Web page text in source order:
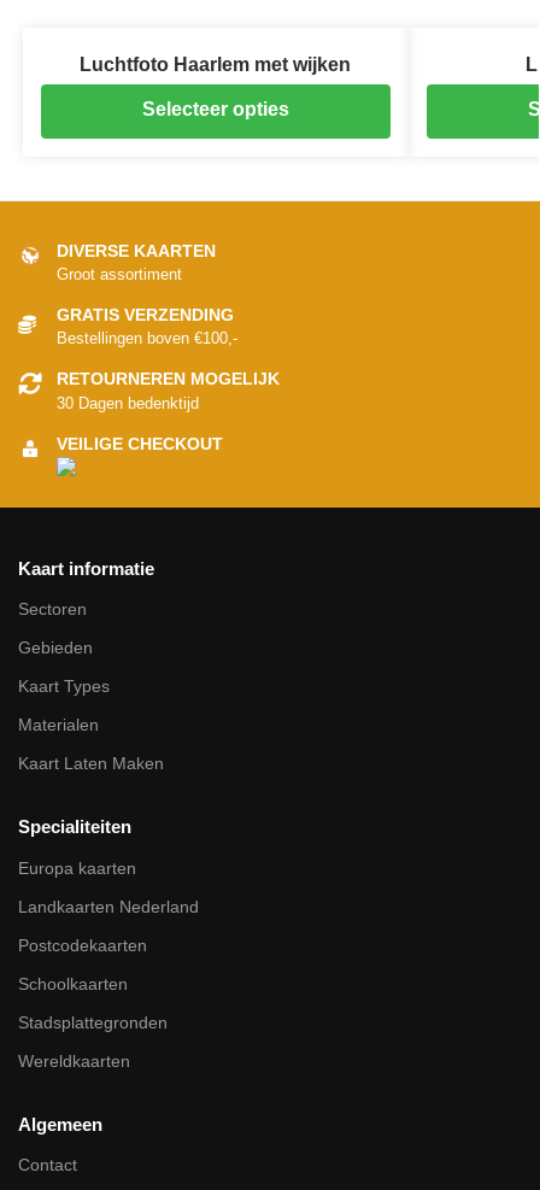
Luchtfoto Haarlem met wijken
Selecteer opties
DIVERSE KAARTEN
Groot assortiment
GRATIS VERZENDING
Bestellingen boven €100,-
RETOURNEREN MOGELIJK
30 Dagen bedenktijd
VEILIGE CHECKOUT
Kaart informatie
Sectoren
Gebieden
Kaart Types
Materialen
Kaart Laten Maken
Specialiteiten
Europa kaarten
Landkaarten Nederland
Postcodekaarten
Schoolkaarten
Stadsplattegronden
Wereldkaarten
Algemeen
Contact